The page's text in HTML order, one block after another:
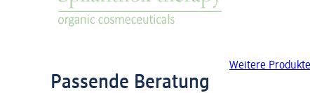
Weitere
Passende Beratung